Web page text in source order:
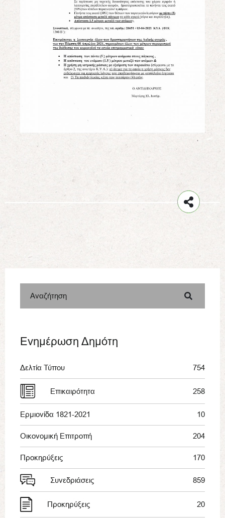
Αναζήτηση
Ενημέρωση Δημότη
Δελτία Τύπου 754
Επικαιρότητα 258
Ερμιονίδα 1821-2021 10
Οικονομική Επιτροπή 204
Προκηρύξεις 170
Συνεδριάσεις 859
Προκηρύξεις 20